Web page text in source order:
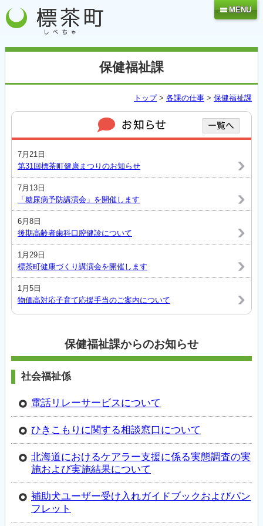
MENU
保健福祉課
トップ> 各課の仕事 > 保健福祉課
7月21日
第31回標茶町健康まつりのお知らせ
7月13日
「糖尿病予防講演会」を開催します
6月8日
後期高齢者歯科口腔健診について
1月29日
標茶町健康づくり講演会を開催します
1月5日
物価高対応子育て応援手当のご案内について
保健福祉課からのお知らせ
社会福祉係
電話リレーサービスについて
ひきこもりに関する相談窓口について
北海道におけるケアラー支援に係る実態調査の実
施および実施結果について
補助犬ユーザー受け入れガイドブックおよびパン
フレット